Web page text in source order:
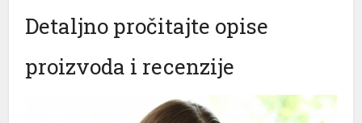
panel
panel
Detaljno pročitajte opise
proizvoda i recenzije